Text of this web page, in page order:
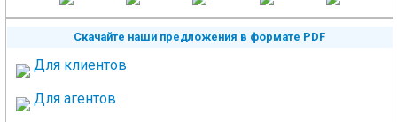
Скачайте наши предложения в формате PDF
Для клиентов
Для агентов